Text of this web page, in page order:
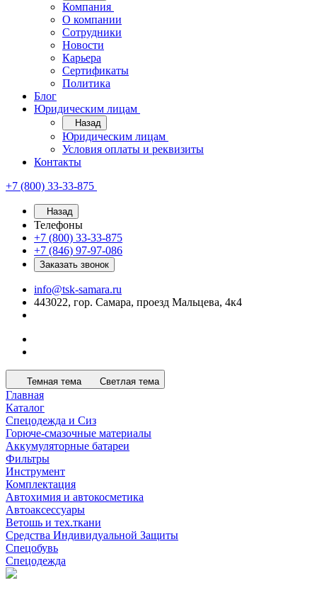
Компания
О компании
Сотрудники
Новости
Карьера
Сертификаты
Политика
Блог
Юридическим лицам
Назад
Юридическим лицам
Условия оплаты и реквизиты
Контакты
+7 (800) 33-33-875
Назад
Телефоны
+7 (800) 33-33-875
+7 (846) 97-97-086
Заказать звонок
info@tsk-samara.ru
443022, гор. Самара, проезд Мальцева, 4к4
Темная тема Светлая тема
Главная
Каталог
Спецодежда и Сиз
Горюче-смазочные материалы
Аккумуляторные батареи
Фильтры
Инструмент
Комплектация
Автохимия и автокосметика
Автоаксессуары
Ветошь и тех.ткани
Средства Индивидуальной Защиты
Спецобувь
Спецодежда